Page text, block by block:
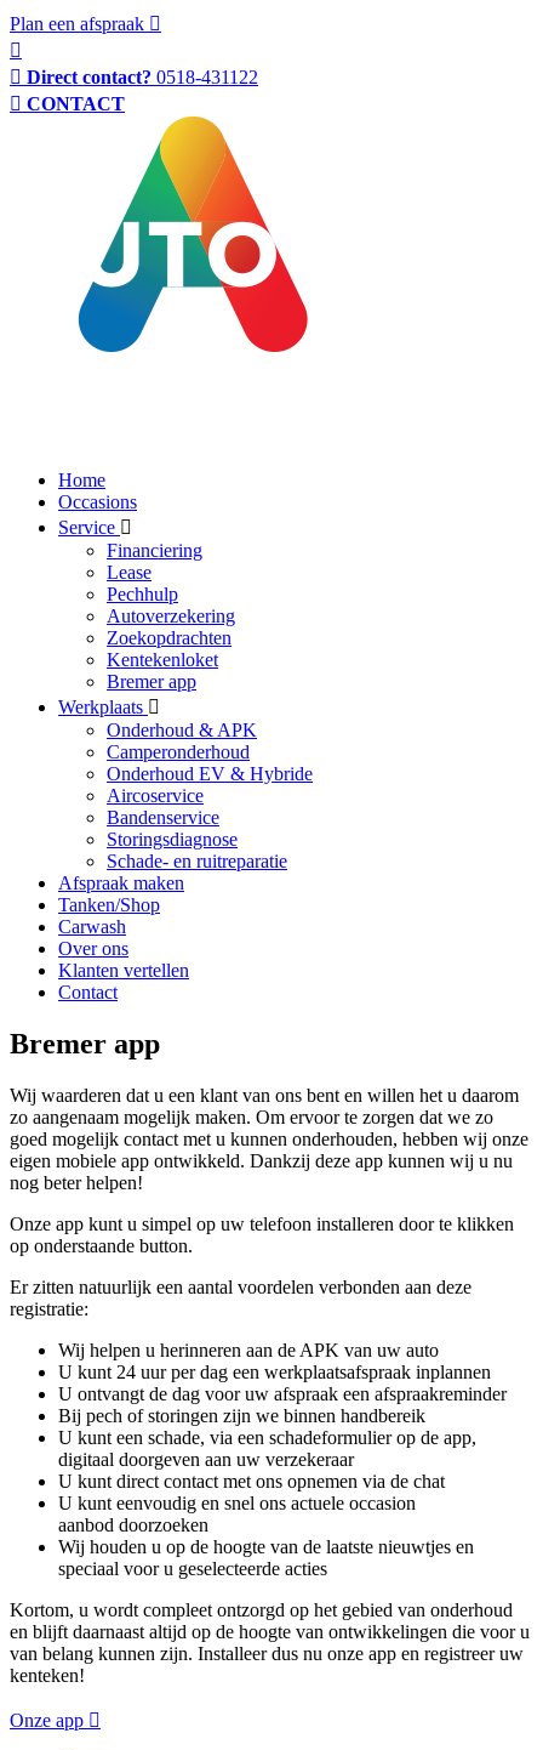
Plan een afspraak
Direct contact? 0518-431122
CONTACT
Home
Occasions
Service
Financiering
Lease
Pechhulp
Autoverzekering
Zoekopdrachten
Kentekenloket
Bremer app
Werkplaats
Onderhoud & APK
Camperonderhoud
Onderhoud EV & Hybride
Aircoservice
Bandenservice
Storingsdiagnose
Schade- en ruitreparatie
Afspraak maken
Tanken/Shop
Carwash
Over ons
Klanten vertellen
Contact
Bremer app
Wij waarderen dat u een klant van ons bent en willen het u daarom
zo aangenaam mogelijk maken. Om ervoor te zorgen dat we zo
goed mogelijk contact met u kunnen onderhouden, hebben wij onze
eigen mobiele app ontwikkeld. Dankzij deze app kunnen wij u nu
nog beter helpen!
Onze app kunt u simpel op uw telefoon installeren door te klikken
op onderstaande button.
Er zitten natuurlijk een aantal voordelen verbonden aan deze
registratie:
Wij helpen u herinneren aan de APK van uw auto
U kunt 24 uur per dag een werkplaatsafspraak inplannen
U ontvangt de dag voor uw afspraak een afspraakreminder
Bij pech of storingen zijn we binnen handbereik
U kunt een schade, via een schadeformulier op de app,
digitaal doorgeven aan uw verzekeraar
U kunt direct contact met ons opnemen via de chat
U kunt eenvoudig en snel ons actuele occasion
aanbod doorzoeken
Wij houden u op de hoogte van de laatste nieuwtjes en
speciaal voor u geselecteerde acties
Kortom, u wordt compleet ontzorgd op het gebied van onderhoud
en blijft daarnaast altijd op de hoogte van ontwikkelingen die voor u
van belang kunnen zijn. Installeer dus nu onze app en registreer uw
kenteken!
Onze app